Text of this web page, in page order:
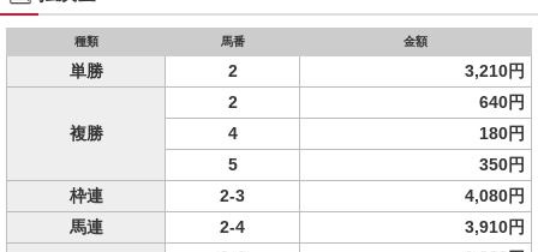
種類 馬番 金額
単勝 2 3,210円
複勝
2
640円
4
180円
5
350円
枠連
2-3
4,080円
馬連
2-4 3,910円